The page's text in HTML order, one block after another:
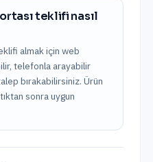
teklifi nasıl
almak için web
telefonla arayabilir
bırakabilirsiniz. Ürün
sonra uygun